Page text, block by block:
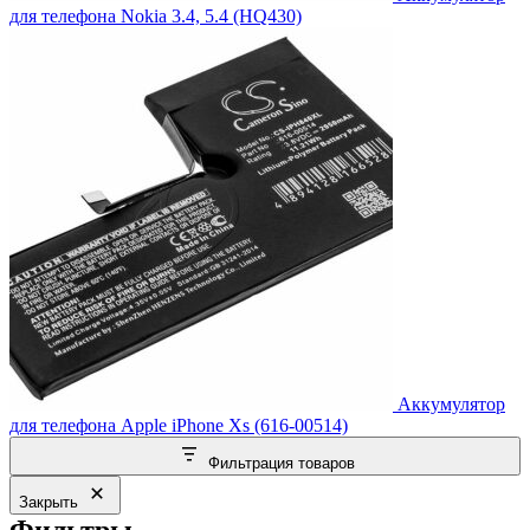
для телефона Nokia 3.4, 5.4 (HQ430)
Аккумулятор
для телефона Apple iPhone Xs (616-00514)
Фильтрация товаров
Закрыть